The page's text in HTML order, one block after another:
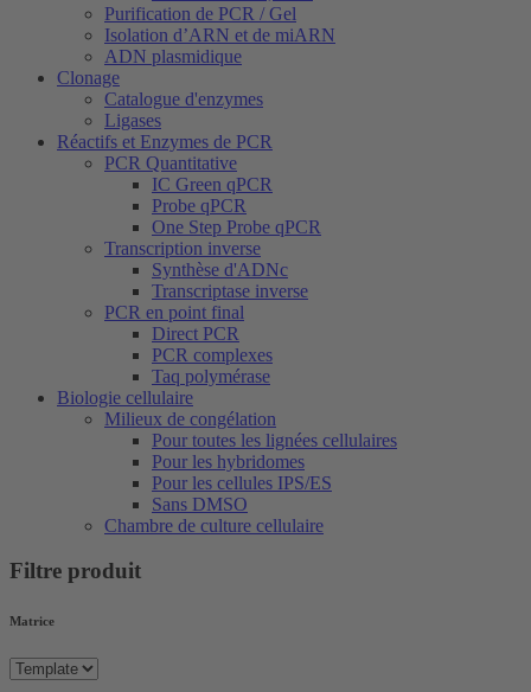
Purification de PCR / Gel
Isolation d’ARN et de miARN
ADN plasmidique
Clonage
Catalogue d'enzymes
Ligases
Réactifs et Enzymes de PCR
PCR Quantitative
IC Green qPCR
Probe qPCR
One Step Probe qPCR
Transcription inverse
Synthèse d'ADNc
Transcriptase inverse
PCR en point final
Direct PCR
PCR complexes
Taq polymérase
Biologie cellulaire
Milieux de congélation
Pour toutes les lignées cellulaires
Pour les hybridomes
Pour les cellules IPS/ES
Sans DMSO
Chambre de culture cellulaire
Filtre produit
Matrice